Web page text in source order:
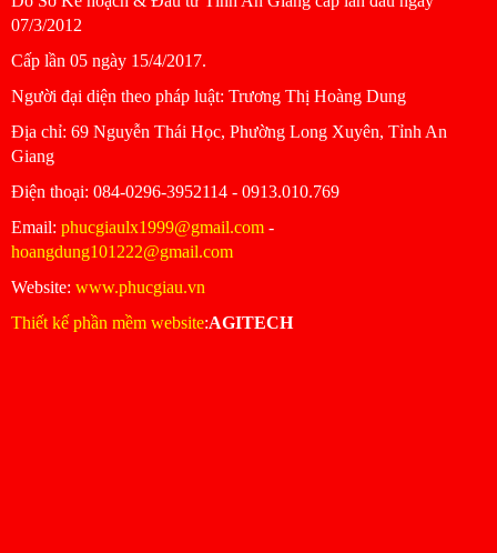
07/3/2012
Cấp lần 05 ngày 15/4/2017.
Người đại diện theo pháp luật: Trương Thị Hoàng Dung
Ðịa chỉ: 69 Nguyễn Thái Học, Phường Long Xuyên, Tỉnh An
Giang
Ðiện thoại: 084-0296-3952114 - 0913.010.769
Email: phucgiaulx1999@gmail.com -
hoangdung101222@gmail.com
Website: www.phucgiau.vn
Thiết kế phần mềm website:AGITECH